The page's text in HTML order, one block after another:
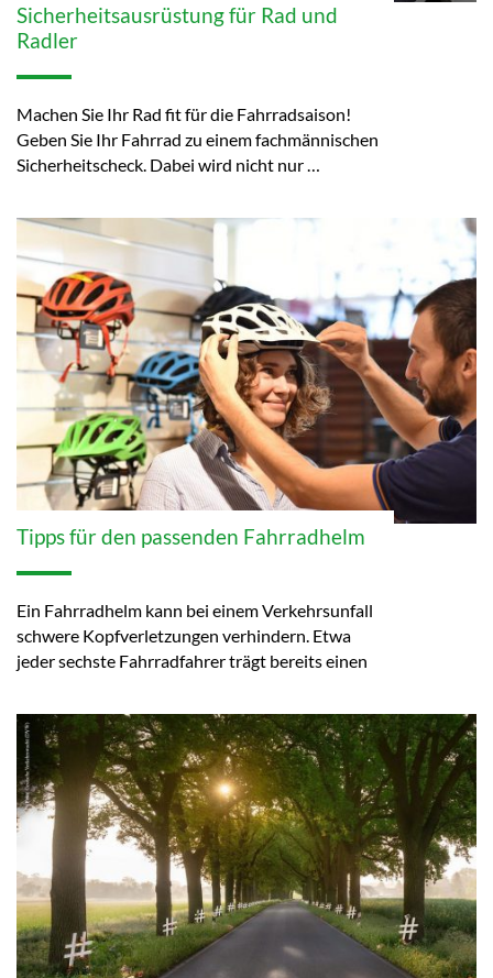
Sicherheitsausrüstung für Rad und
Radler
Machen Sie Ihr Rad fit für die Fahrradsaison!
Geben Sie Ihr Fahrrad zu einem fachmännischen
Sicherheitscheck. Dabei wird nicht nur …
Tipps für den passenden Fahrradhelm
Ein Fahrradhelm kann bei einem Verkehrsunfall
schwere Kopfverletzungen verhindern. Etwa
jeder sechste Fahrradfahrer trägt bereits einen